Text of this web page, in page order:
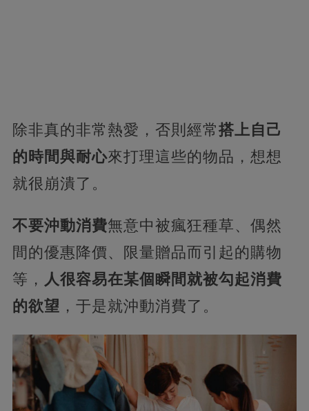
除非真的非常熱愛，否則經常搭上自己
的時間與耐心來打理這些的物品，想想
就很崩潰了。
不要沖動消費無意中被瘋狂種草、偶然
間的優惠降價、限量贈品而引起的購物
等， 人很容易在某個瞬間就被勾起消費
的欲望 ，于是就沖動消費了。